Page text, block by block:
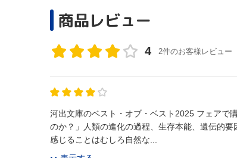
商品レビュー
4 2件のお客様レビュー
河出文庫のベスト・オブ・ベスト2025 フェアで購入。久し
のか？」人類の進化の過程、生存本能、遺伝的
感じることはむしろ自然な...